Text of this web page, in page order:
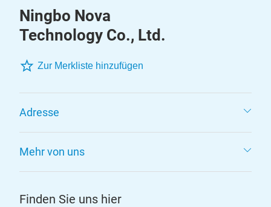
Ningbo Nova
Technology Co., Ltd.
Zur Merkliste hinzufügen
Adresse
Mehr von uns
Finden Sie uns hier